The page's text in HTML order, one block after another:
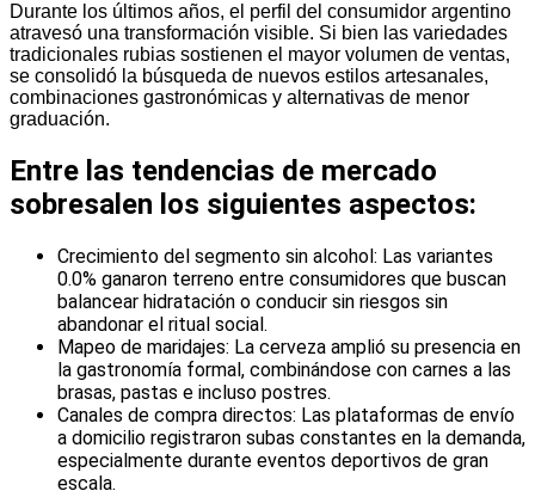
Durante los últimos años, el perfil del consumidor argentino
atravesó una transformación visible. Si bien las variedades
tradicionales rubias sostienen el mayor volumen de ventas,
se consolidó la búsqueda de nuevos estilos artesanales,
combinaciones gastronómicas y alternativas de menor
graduación.
Entre las tendencias de mercado
sobresalen los siguientes aspectos:
Crecimiento del segmento sin alcohol: Las variantes
0.0% ganaron terreno entre consumidores que buscan
balancear hidratación o conducir sin riesgos sin
abandonar el ritual social.
Mapeo de maridajes: La cerveza amplió su presencia en
la gastronomía formal, combinándose con carnes a las
brasas, pastas e incluso postres.
Canales de compra directos: Las plataformas de envío
a domicilio registraron subas constantes en la demanda,
especialmente durante eventos deportivos de gran
escala.